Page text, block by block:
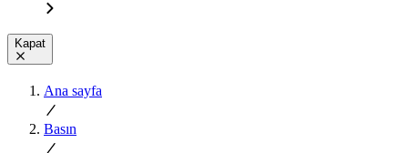
Kapat
Ana sayfa
Basın